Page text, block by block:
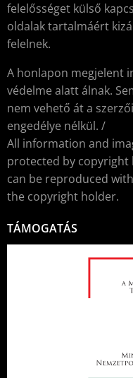
felelősséget külső
oldalak tartalmáért
felelnek.
A honlapon megjelent
védelme alatt álnak.
nem vehető át a
engedélye nélkül. /
All information and
protected by copyright
can be reproduced
the copyright holder.
TÁMOGATÁS